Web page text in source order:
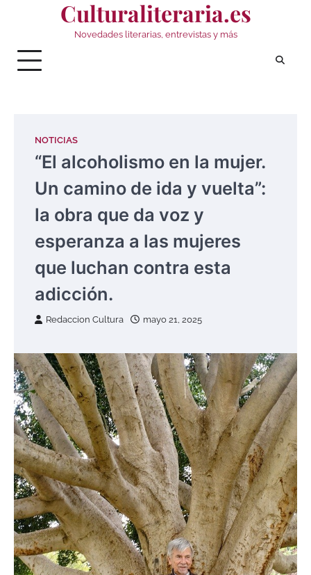
Culturaliteraria.es
Novedades literarias, entrevistas y más
NOTICIAS
“El alcoholismo en la mujer.
Un camino de ida y vuelta”:
la obra que da voz y
esperanza a las mujeres
que luchan contra esta
adicción.
Redaccion Cultura mayo 21, 2025